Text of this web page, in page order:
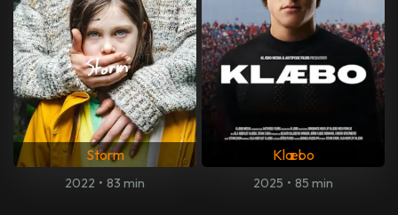
Storm
2022 • 83 min
Klæbo
2025 • 85 min